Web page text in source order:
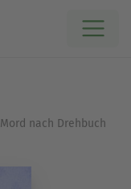
Mord nach Drehbuch